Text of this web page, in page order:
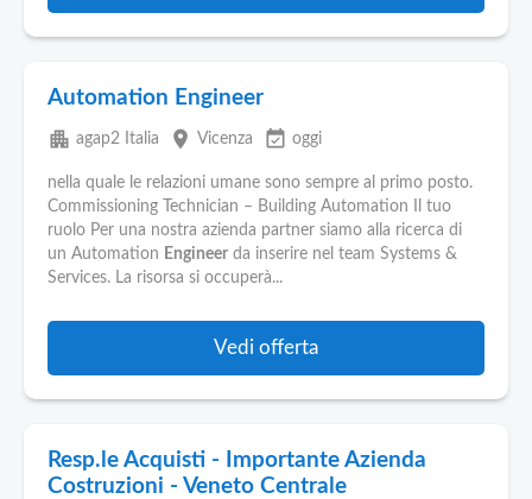
Automation Engineer
apartment agap2 Italia place Vicenza event_available oggi
nella quale le relazioni umane sono sempre al primo posto.
Commissioning Technician – Building Automation Il tuo
ruolo Per una nostra azienda partner siamo alla ricerca di
un Automation Engineer da inserire nel team Systems &
Services. La risorsa si occuperà...
Vedi offerta
Resp.le Acquisti - Importante Azienda
Costruzioni - Veneto Centrale